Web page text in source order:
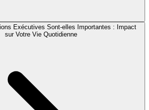
Exécutives Sont-elles Importantes : Impact
sur Votre Vie Quotidienne